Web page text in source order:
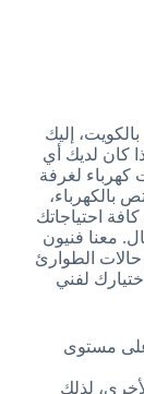
بالكويت، إليك
كهرباء بالكويت 66559972 . إذا كان لديك أي
كهرباء لغرفة
بالكهرباء،
احتياجاتك
معنا فنيون
الطوارئ
لفني
مستوى
لذلك